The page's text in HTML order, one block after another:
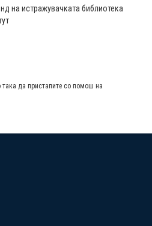
на истражувачката библиотека
така да пристапите со помош на